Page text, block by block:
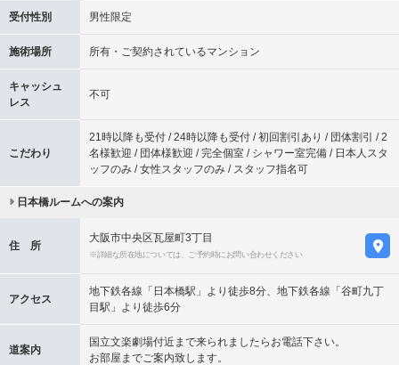
受付性別 男性限定
施術場所 所有・ご契約されているマンション
キャッシュ
レス
不可
こだわり
21時以降も受付 / 24時以降も受付 / 初回割引あり / 団体割引 / 2
名様歓迎 / 団体様歓迎 / 完全個室 / シャワー室完備 / 日本人スタ
ッフのみ / 女性スタッフのみ / スタッフ指名可
日本橋ルームへの案内
住 所
大阪市中央区瓦屋町3丁目
※詳細な所在地については、ご予約時にお問い合わせください
アクセス
地下鉄各線「日本橋駅」より徒歩8分、地下鉄各線「谷町九丁
目駅」より徒歩6分
道案内
国立文楽劇場付近まで来られましたらお電話下さい。
お部屋までご案内致します。